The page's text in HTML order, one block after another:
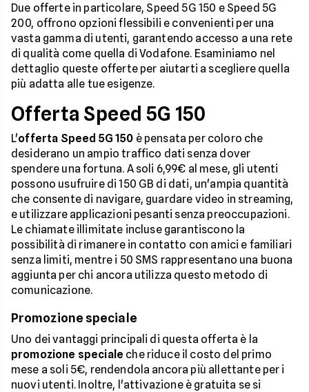
Due offerte in particolare, Speed 5G 150 e Speed 5G
200, offrono opzioni flessibili e convenienti per una
vasta gamma di utenti, garantendo accesso a una rete
di qualità come quella di Vodafone. Esaminiamo nel
dettaglio queste offerte per aiutarti a scegliere quella
più adatta alle tue esigenze.
Offerta Speed 5G 150
L'offerta Speed 5G 150 è pensata per coloro che
desiderano un ampio traffico dati senza dover
spendere una fortuna. A soli 6,99€ al mese, gli utenti
possono usufruire di 150 GB di dati, un'ampia quantità
che consente di navigare, guardare video in streaming,
e utilizzare applicazioni pesanti senza preoccupazioni.
Le chiamate illimitate incluse garantiscono la
possibilità di rimanere in contatto con amici e familiari
senza limiti, mentre i 50 SMS rappresentano una buona
aggiunta per chi ancora utilizza questo metodo di
comunicazione.
Promozione speciale
Uno dei vantaggi principali di questa offerta è la
promozione speciale che riduce il costo del primo
mese a soli 5€, rendendola ancora più allettante per i
nuovi utenti. Inoltre, l'attivazione è gratuita se si